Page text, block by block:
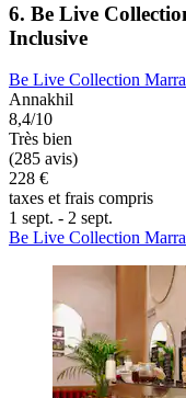
6. Be Live
Inclusive
Be Live Collection
Annakhil
8,4/10
Très bien
(285 avis)
228 €
taxes et frais compris
1 sept. - 2 sept.
Be Live Collection